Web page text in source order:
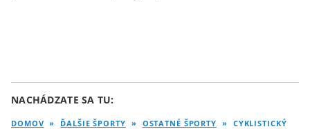
NACHÁDZATE SA TU:
DOMOV » ĎALŠIE ŠPORTY » OSTATNÉ ŠPORTY » CYKLISTICKÝ